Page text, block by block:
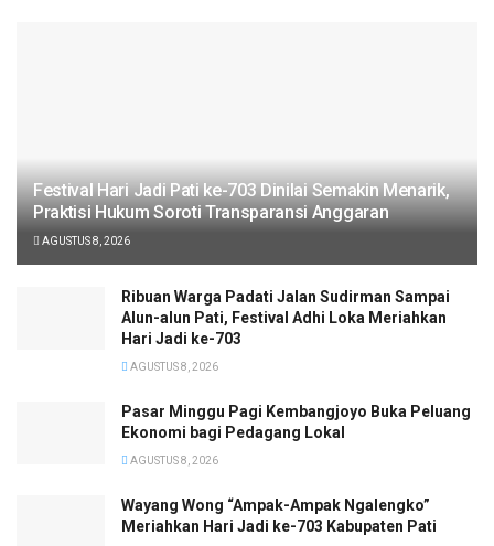
Festival Hari Jadi Pati ke-703 Dinilai Semakin Menarik,
Praktisi Hukum Soroti Transparansi Anggaran
AGUSTUS 8, 2026
Ribuan Warga Padati Jalan Sudirman Sampai
Alun-alun Pati, Festival Adhi Loka Meriahkan
Hari Jadi ke-703
AGUSTUS 8, 2026
Pasar Minggu Pagi Kembangjoyo Buka Peluang
Ekonomi bagi Pedagang Lokal
AGUSTUS 8, 2026
Wayang Wong “Ampak-Ampak Ngalengko”
Meriahkan Hari Jadi ke-703 Kabupaten Pati